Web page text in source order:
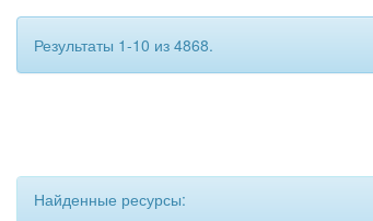
Результаты 1-10 из 4868.
Найденные ресурсы: